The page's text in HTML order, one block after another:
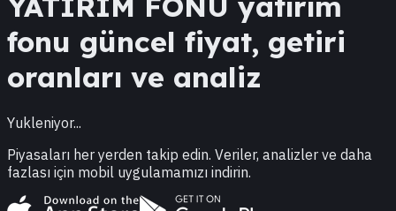
fonu güncel fiyat, getiri
oranları ve analiz
Yukleniyor...
Piyasaları her yerden takip edin. Veriler, analizler ve daha
fazlası için mobil uygulamamızı indirin.